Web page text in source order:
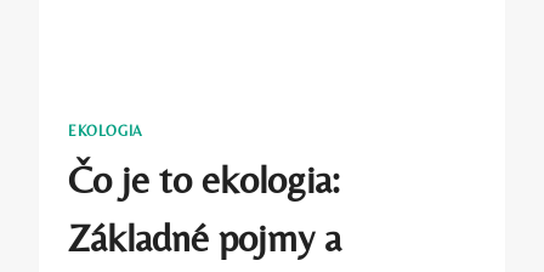
EKOLOGIA
Čo je to ekologia:
Základné pojmy a